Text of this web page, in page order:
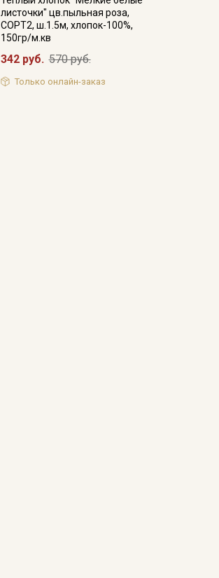
листочки" цв.пыльная роза,
СОРТ2, ш.1.5м, хлопок-100%,
150гр/м.кв
342 руб. 570 руб.
Только онлайн-заказ